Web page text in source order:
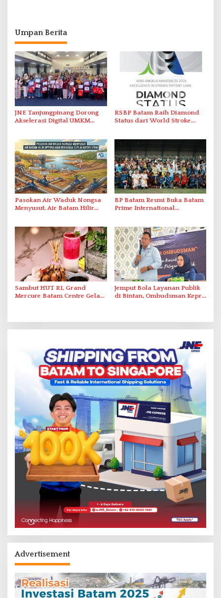
Umpan Berita
JNE Tanjungpinang Dorong
Akselerasi Digital UMKM
RSBP Batam Raih Diamond
Status dari World Stroke
Berstandar Internasional
Pasokan Air Waduk Nongsa
Menyusut, Air Batam Hilir
BP Batam Resmi Buka Batam
Prime International
Abdul Jamal
Sambut HUT RI, Grand
Mercure Batam Centre Gelar
Jemput Bola Layanan Publik
di Bintan, Ombudsman Kepri
Advertisement